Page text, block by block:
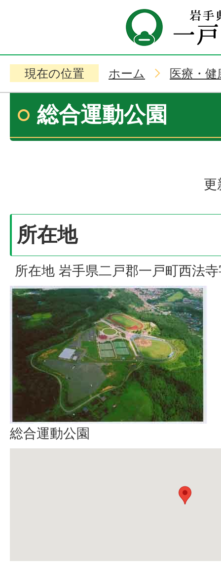
現在の位置 ホーム 医療・健
総合運動公園
更
所在地
所在地 岩手県二戸郡一戸町西法
総合運動公園